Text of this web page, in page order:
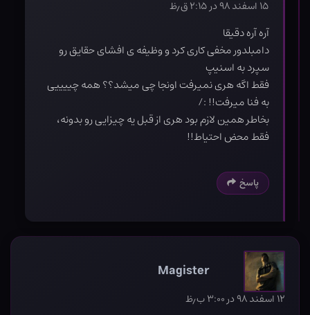
۱۵ اسفند ۹۸ در ۲:۱۵ ق٫ظ
آره آره دقیقا
دامبلدور مخفی کاری کرد و وظیفه ی افشای حقایق رو
سپرد به اسنیپ
فقط اگه هری نمیرفت اونجا چی میشد؟؟ همه چییییی
به فنا میرفت!! :/
بخاطر همین لازم بود هری از قبل یه چیزایی رو بدونه،
فقط محض احتیاط!!
پاسخ
Magister
۱۲ اسفند ۹۸ در ۳:۰۰ ب٫ظ